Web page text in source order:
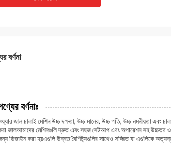
বর্ণনা
বর্ণনাঃ
জাল ঢালাই মেশিন উচ্চ দক্ষতা, উচ্চ মানের, উচ্চ গতি, উচ্চ নমনীয়তা এবং
জালআমাদের মেশিনগুলি দ্রুত এবং সহজ সেটআপ এবং অপারেশন সহ উচ্চতর
ডিজাইন করা হয়এগুলি উন্নত বৈশিষ্ট্যগুলির সাথেও সজ্জিত যা এগুলিকে